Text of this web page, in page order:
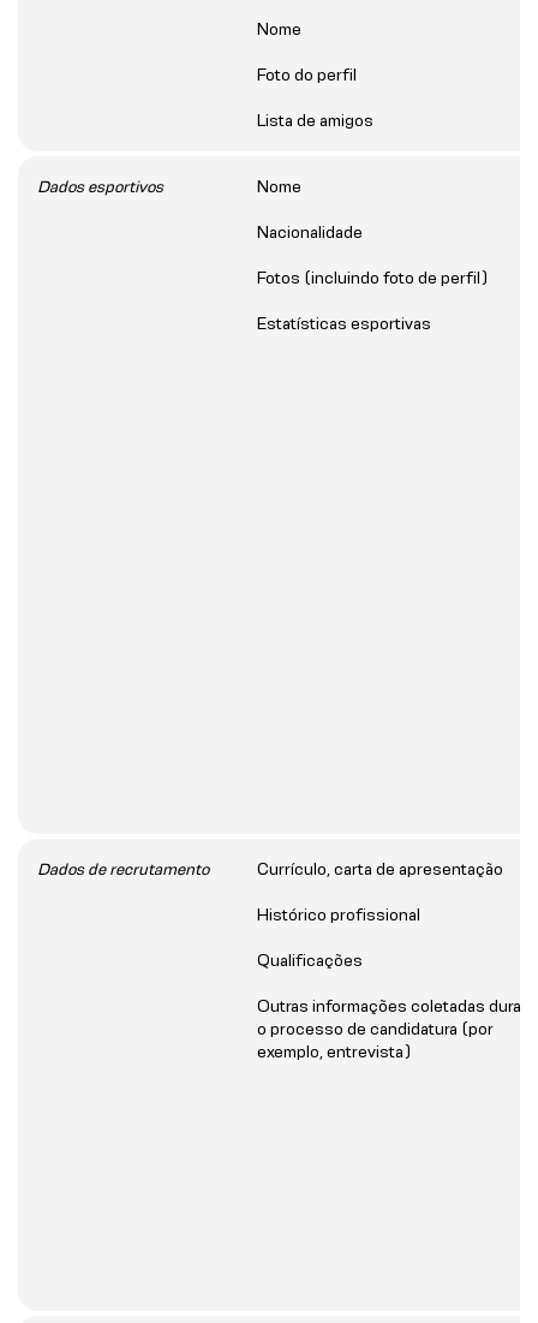
Nome
Foto do perfil
Lista de amigos
Dados esportivos Nome
Nacionalidade
Fotos (incluindo foto de perfil)
Estatísticas esportivas
Dados de recrutamento Currículo, carta de apresentação
Histórico profissional
Qualificações
Outras informações coletadas
o processo de candidatura (por
exemplo, entrevista)